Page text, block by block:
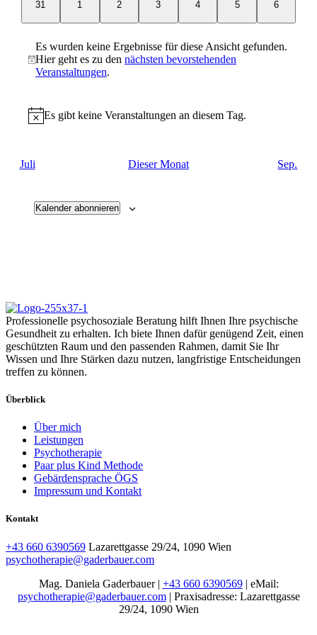
0
31
0
1
0
2
0
3
0
4
0
5
0
6
Hinweis
Es wurden keine Ergebnisse für diese Ansicht gefunden.
Hier geht es zu den nächsten bevorstehenden
Veranstaltungen.
Hinweis
Es gibt keine Veranstaltungen an diesem Tag.
Juli Dieser Monat Sep.
Kalender abonnieren
Professionelle psychosoziale Beratung hilft Ihnen Ihre psychische
Gesundheit zu erhalten. Ich biete Ihnen dafür genügend Zeit, einen
geschützten Raum und den passenden Rahmen, damit Sie Ihr
Wissen und Ihre Stärken dazu nutzen, langfristige Entscheidungen
treffen zu können.
Überblick
Über mich
Leistungen
Psychotherapie
Paar plus Kind Methode
Gebärdensprache ÖGS
Impressum und Kontakt
Kontakt
+43 660 6390569 Lazarettgasse 29/24, 1090 Wien
psychotherapie@gaderbauer.com
Mag. Daniela Gaderbauer | +43 660 6390569| eMail:
psychotherapie@gaderbauer.com| ​ Praxisadresse: Lazarettgasse
29/24, 1090 Wien